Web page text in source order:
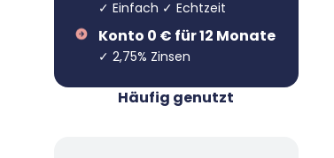
✓ Einfach ✓ Echtzeit
Konto 0 € für 12 Monate
✓ 2,75% Zinsen
Häufig genutzt